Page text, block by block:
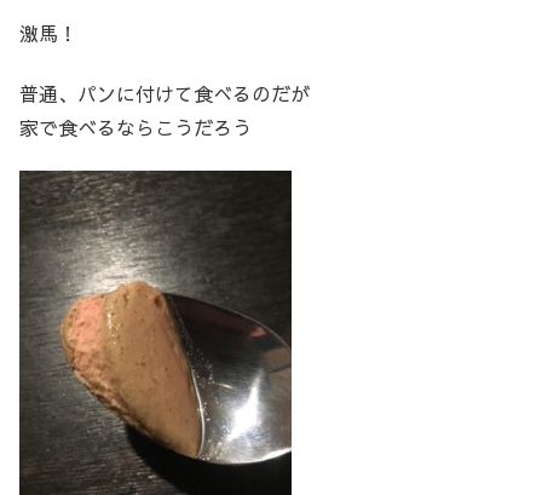
激馬！
普通、パンに付けて食べるのだが
家で食べるならこうだろう